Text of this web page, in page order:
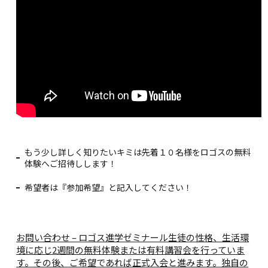
もう少し詳しく知りたいキミは先着１０名様をロゴスの無料
体験へご招待しします！
希望者は『参加希望』と記入してください！
お問い合わせ – ロゴス進学ゼミナール生徒の性格、生活環
境に応じ2週間の無料体験または有料講習会を行っていま
す。その後、ご希望であれば正式入会と進みます。独自の